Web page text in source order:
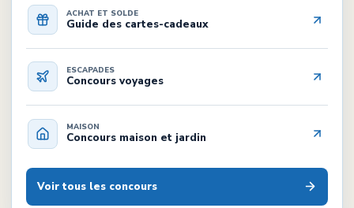
ACHAT ET SOLDE
Guide des cartes-cadeaux
ESCAPADES
Concours voyages
MAISON
Concours maison et jardin
Voir tous les concours